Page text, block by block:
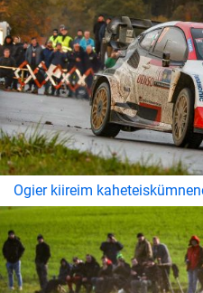
Ogier kiireim